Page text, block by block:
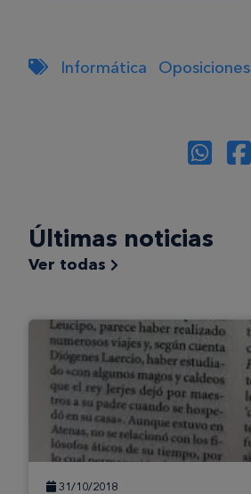
Informática Oposiciones
Últimas noticias
Ver todas
31/10/2018